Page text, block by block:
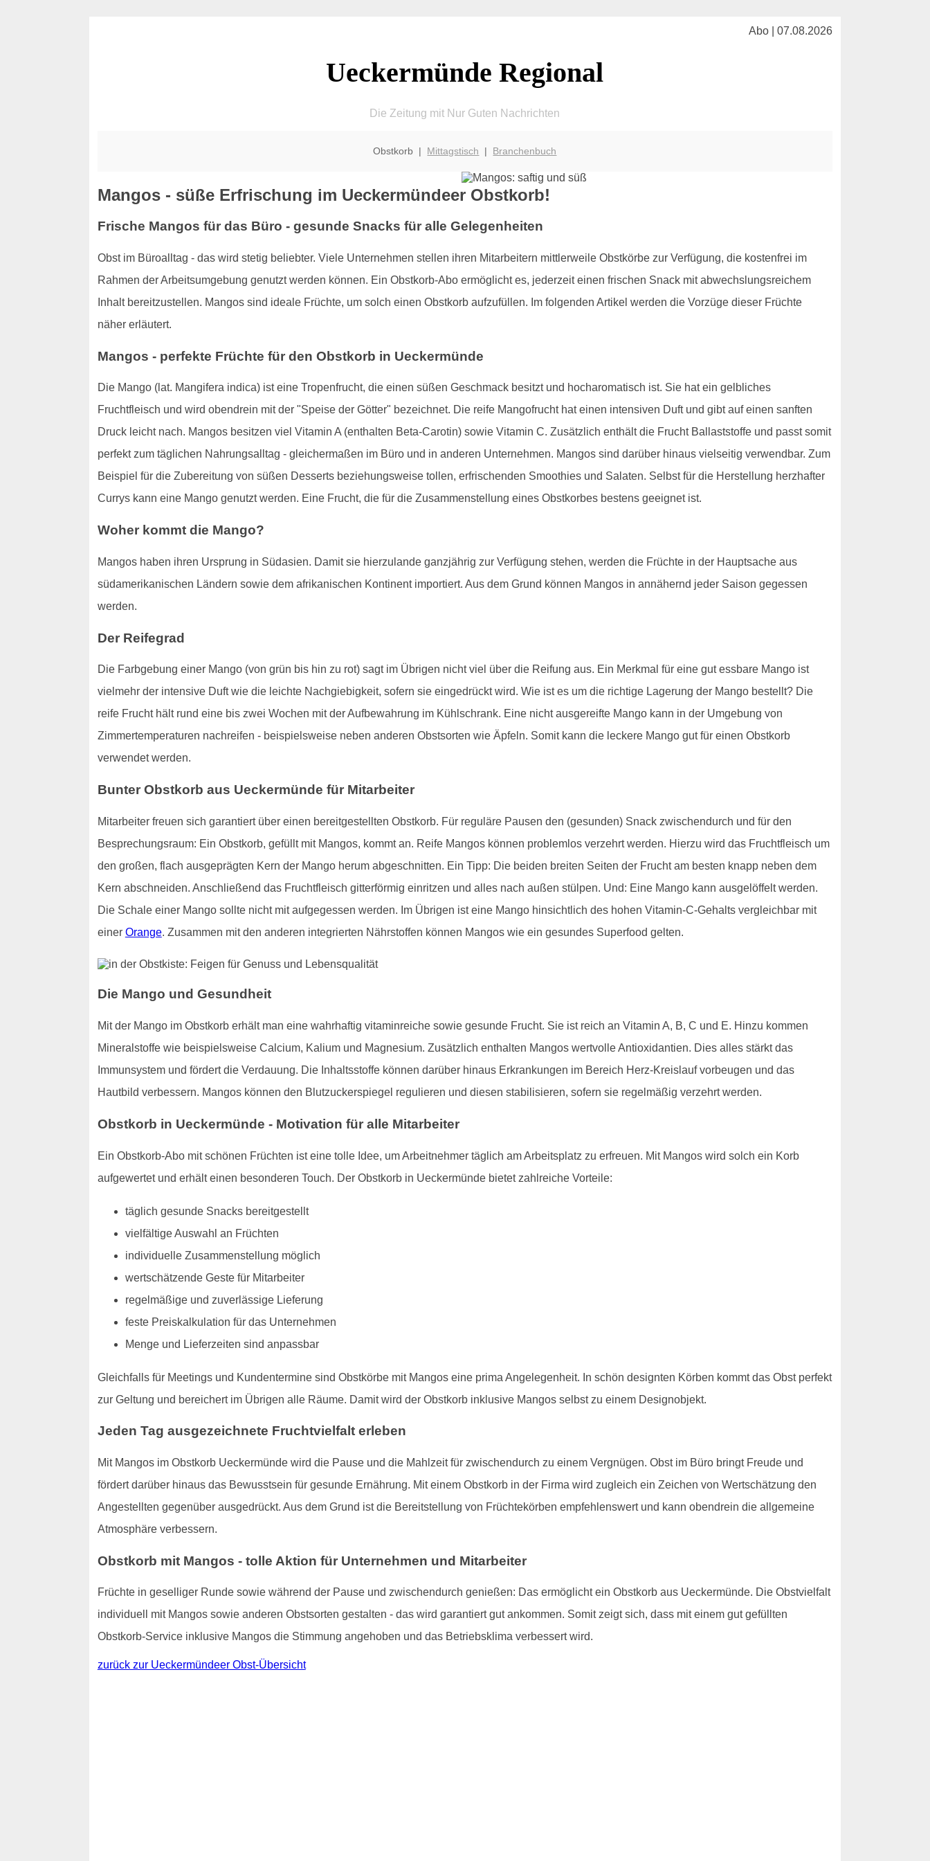
Abo | 07.08.2026
Ueckermünde Regional
Die Zeitung mit Nur Guten Nachrichten
Obstkorb | Mittagstisch | Branchenbuch
Mangos - süße Erfrischung im Ueckermündeer Obstkorb!
Frische Mangos für das Büro - gesunde Snacks für alle Gelegenheiten
Obst im Büroalltag - das wird stetig beliebter. Viele Unternehmen stellen ihren Mitarbeitern mittlerweile Obstkörbe zur Verfügung, die kostenfrei im
Rahmen der Arbeitsumgebung genutzt werden können. Ein Obstkorb-Abo ermöglicht es, jederzeit einen frischen Snack mit abwechslungsreichem
Inhalt bereitzustellen. Mangos sind ideale Früchte, um solch einen Obstkorb aufzufüllen. Im folgenden Artikel werden die Vorzüge dieser Früchte
näher erläutert.
Mangos - perfekte Früchte für den Obstkorb in Ueckermünde
Die Mango (lat. Mangifera indica) ist eine Tropenfrucht, die einen süßen Geschmack besitzt und hocharomatisch ist. Sie hat ein gelbliches
Fruchtfleisch und wird obendrein mit der "Speise der Götter" bezeichnet. Die reife Mangofrucht hat einen intensiven Duft und gibt auf einen sanften
Druck leicht nach. Mangos besitzen viel Vitamin A (enthalten Beta-Carotin) sowie Vitamin C. Zusätzlich enthält die Frucht Ballaststoffe und passt somit
perfekt zum täglichen Nahrungsalltag - gleichermaßen im Büro und in anderen Unternehmen. Mangos sind darüber hinaus vielseitig verwendbar. Zum
Beispiel für die Zubereitung von süßen Desserts beziehungsweise tollen, erfrischenden Smoothies und Salaten. Selbst für die Herstellung herzhafter
Currys kann eine Mango genutzt werden. Eine Frucht, die für die Zusammenstellung eines Obstkorbes bestens geeignet ist.
Woher kommt die Mango?
Mangos haben ihren Ursprung in Südasien. Damit sie hierzulande ganzjährig zur Verfügung stehen, werden die Früchte in der Hauptsache aus
südamerikanischen Ländern sowie dem afrikanischen Kontinent importiert. Aus dem Grund können Mangos in annähernd jeder Saison gegessen
werden.
Der Reifegrad
Die Farbgebung einer Mango (von grün bis hin zu rot) sagt im Übrigen nicht viel über die Reifung aus. Ein Merkmal für eine gut essbare Mango ist
vielmehr der intensive Duft wie die leichte Nachgiebigkeit, sofern sie eingedrückt wird. Wie ist es um die richtige Lagerung der Mango bestellt? Die
reife Frucht hält rund eine bis zwei Wochen mit der Aufbewahrung im Kühlschrank. Eine nicht ausgereifte Mango kann in der Umgebung von
Zimmertemperaturen nachreifen - beispielsweise neben anderen Obstsorten wie Äpfeln. Somit kann die leckere Mango gut für einen Obstkorb
verwendet werden.
Bunter Obstkorb aus Ueckermünde für Mitarbeiter
Mitarbeiter freuen sich garantiert über einen bereitgestellten Obstkorb. Für reguläre Pausen den (gesunden) Snack zwischendurch und für den
Besprechungsraum: Ein Obstkorb, gefüllt mit Mangos, kommt an. Reife Mangos können problemlos verzehrt werden. Hierzu wird das Fruchtfleisch um
den großen, flach ausgeprägten Kern der Mango herum abgeschnitten. Ein Tipp: Die beiden breiten Seiten der Frucht am besten knapp neben dem
Kern abschneiden. Anschließend das Fruchtfleisch gitterförmig einritzen und alles nach außen stülpen. Und: Eine Mango kann ausgelöffelt werden.
Die Schale einer Mango sollte nicht mit aufgegessen werden. Im Übrigen ist eine Mango hinsichtlich des hohen Vitamin-C-Gehalts vergleichbar mit
einer Orange. Zusammen mit den anderen integrierten Nährstoffen können Mangos wie ein gesundes Superfood gelten.
Die Mango und Gesundheit
Mit der Mango im Obstkorb erhält man eine wahrhaftig vitaminreiche sowie gesunde Frucht. Sie ist reich an Vitamin A, B, C und E. Hinzu kommen
Mineralstoffe wie beispielsweise Calcium, Kalium und Magnesium. Zusätzlich enthalten Mangos wertvolle Antioxidantien. Dies alles stärkt das
Immunsystem und fördert die Verdauung. Die Inhaltsstoffe können darüber hinaus Erkrankungen im Bereich Herz-Kreislauf vorbeugen und das
Hautbild verbessern. Mangos können den Blutzuckerspiegel regulieren und diesen stabilisieren, sofern sie regelmäßig verzehrt werden.
Obstkorb in Ueckermünde - Motivation für alle Mitarbeiter
Ein Obstkorb-Abo mit schönen Früchten ist eine tolle Idee, um Arbeitnehmer täglich am Arbeitsplatz zu erfreuen. Mit Mangos wird solch ein Korb
aufgewertet und erhält einen besonderen Touch. Der Obstkorb in Ueckermünde bietet zahlreiche Vorteile:
täglich gesunde Snacks bereitgestellt
vielfältige Auswahl an Früchten
individuelle Zusammenstellung möglich
wertschätzende Geste für Mitarbeiter
regelmäßige und zuverlässige Lieferung
feste Preiskalkulation für das Unternehmen
Menge und Lieferzeiten sind anpassbar
Gleichfalls für Meetings und Kundentermine sind Obstkörbe mit Mangos eine prima Angelegenheit. In schön designten Körben kommt das Obst perfekt
zur Geltung und bereichert im Übrigen alle Räume. Damit wird der Obstkorb inklusive Mangos selbst zu einem Designobjekt.
Jeden Tag ausgezeichnete Fruchtvielfalt erleben
Mit Mangos im Obstkorb Ueckermünde wird die Pause und die Mahlzeit für zwischendurch zu einem Vergnügen. Obst im Büro bringt Freude und
fördert darüber hinaus das Bewusstsein für gesunde Ernährung. Mit einem Obstkorb in der Firma wird zugleich ein Zeichen von Wertschätzung den
Angestellten gegenüber ausgedrückt. Aus dem Grund ist die Bereitstellung von Früchtekörben empfehlenswert und kann obendrein die allgemeine
Atmosphäre verbessern.
Obstkorb mit Mangos - tolle Aktion für Unternehmen und Mitarbeiter
Früchte in geselliger Runde sowie während der Pause und zwischendurch genießen: Das ermöglicht ein Obstkorb aus Ueckermünde. Die Obstvielfalt
individuell mit Mangos sowie anderen Obstsorten gestalten - das wird garantiert gut ankommen. Somit zeigt sich, dass mit einem gut gefüllten
Obstkorb-Service inklusive Mangos die Stimmung angehoben und das Betriebsklima verbessert wird.
zurück zur Ueckermündeer Obst-Übersicht